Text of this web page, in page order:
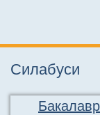
Силабуси